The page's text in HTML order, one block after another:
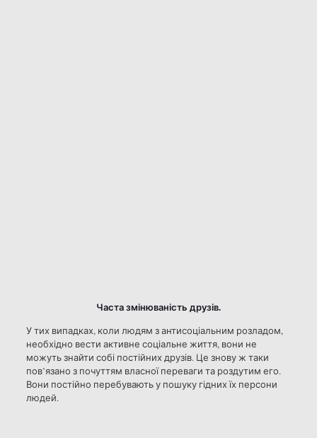
Часта змінюваність друзів.
У тих випадках, коли людям з антисоціальним розладом,
необхідно вести активне соціальне життя, вони не
можуть знайти собі постійних друзів. Це знову ж таки
пов’язано з почуттям власної переваги та роздутим его.
Вони постійно перебувають у пошуку гідних їх персони
людей.